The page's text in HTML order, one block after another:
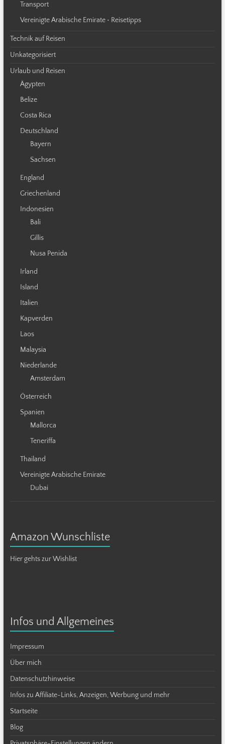
Transport
Vereinigte Arabische Emirate • Reisetipps
Technik auf Reisen
Unkategorisiert
Urlaub und Reisen
Ägypten
Belize
Costa Rica
Deutschland
Bayern
Sachsen
England
Griechenland
Indonesien
Bali
Gillis
Nusa Penida
Irland
Island
Italien
Kapverden
Laos
Malaysia
Niederlande
Amsterdam
Österreich
Spanien
Mallorca
Teneriffa
Thailand
Vereinigte Arabische Emirate
Dubai
Amazon Wunschliste
Hier gehts zur Wishlist
Infos und Allgemeines
Impressum
Über mich
Datenschutzhinweise
Infos zu Affiliate-Links, Anzeigen, Werbung und mehr
Startseite
Blog